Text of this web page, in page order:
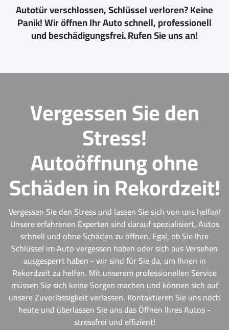
Autotür verschlossen, Schlüssel verloren? Keine
Panik! Wir öffnen Ihr Auto schnell, professionell
und beschädigungsfrei. Rufen Sie uns an!
Vergessen Sie den
Stress!
Autoöffnung ohne
Schäden in Rekordzeit!
Vergessen Sie den Stress und lassen Sie sich von uns helfen!
Unsere erfahrenen Experten sind darauf spezialisiert, Autos
schnell und ohne Schäden zu öffnen. Egal, ob Sie Ihre
Schlüssel im Auto vergessen haben oder sich aus Versehen
ausgesperrt haben - wir sind für Sie da, um Ihnen in
Rekordzeit zu helfen. Mit unserem professionellen Service
müssen Sie sich keine Sorgen machen und können sich auf
unsere Zuverlässigkeit verlassen. Kontaktieren Sie uns noch
heute und überlassen Sie uns das Öffnen Ihres Autos -
stressfrei und effizient!